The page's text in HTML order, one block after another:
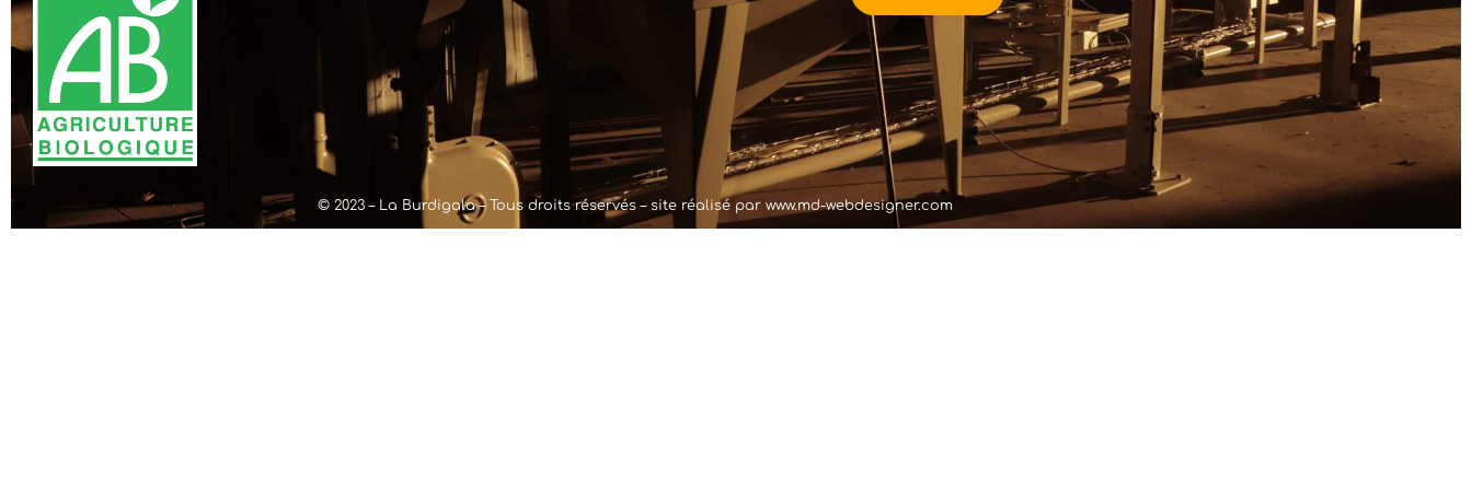
© 2023 – La Burdigala – Tous droits réservés – site réalisé par www.md-webdesigner.com création de site internet WordPress